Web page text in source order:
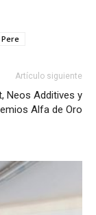
Artículo siguiente
Neos Additives y
Alfa de Oro